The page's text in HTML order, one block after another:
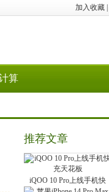
加入收藏
算
推荐文章
iQOO 10 Pro上线手机快